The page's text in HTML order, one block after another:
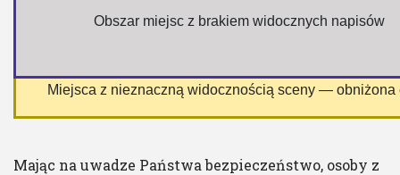
Obszar miejsc z brakiem widocznych napisów
Miejsca z nieznaczną widocznością sceny — obniżona
Mając na uwadze Państwa bezpieczeństwo, osoby z